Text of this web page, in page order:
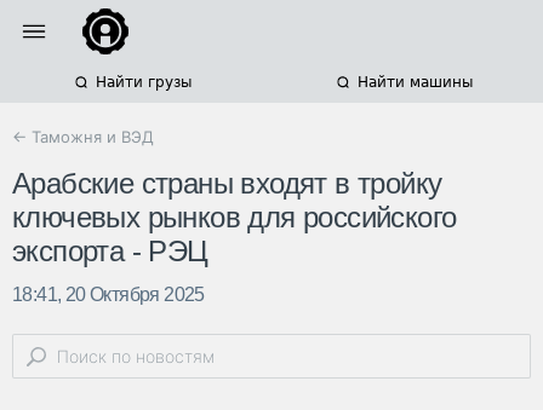
Найти грузы Найти машины
← Таможня и ВЭД
Арабские страны входят в тройку
ключевых рынков для российского
экспорта - РЭЦ
18:41, 20 Октября 2025